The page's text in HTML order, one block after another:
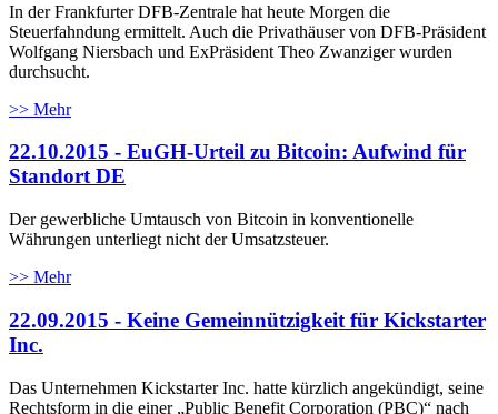
In der Frankfurter DFB-Zentrale hat heute Morgen die
Steuerfahndung ermittelt. Auch die Privathäuser von DFB-Präsident
Wolfgang Niersbach und ExPräsident Theo Zwanziger wurden
durchsucht.
>> Mehr
22.10.2015 - EuGH-Urteil zu Bitcoin: Aufwind für
Standort DE
Der gewerbliche Umtausch von Bitcoin in konventionelle
Währungen unterliegt nicht der Umsatzsteuer.
>> Mehr
22.09.2015 - Keine Gemeinnützigkeit für Kickstarter
Inc.
Das Unternehmen Kickstarter Inc. hatte kürzlich angekündigt, seine
Rechtsform in die einer „Public Benefit Corporation (PBC)“ nach